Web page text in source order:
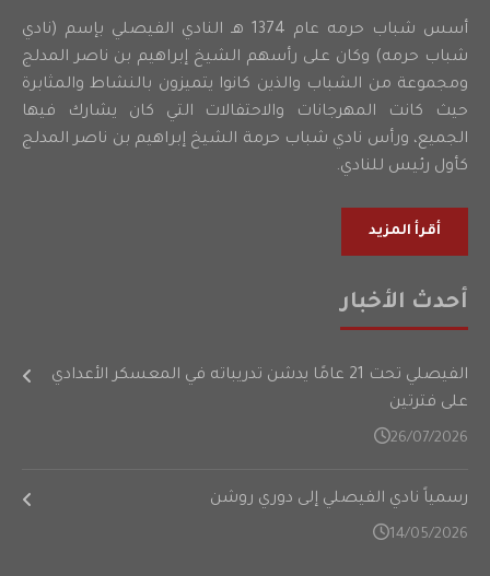
أسس شباب حرمه عام 1374 هـ النادي الفيصلي بإسم (نادي
شباب حرمه) وكان على رأسهم الشيخ إبراهيم بن ناصر المدلج
ومجموعة من الشباب والذين كانوا يتميزون بالنشاط والمثابرة
حيث كانت المهرجانات والاحتفالات التي كان يشارك فيها
الجميع، ورأس نادي شباب حرمة الشيخ إبراهيم بن ناصر المدلج
كأول رئيس للنادي.
أقرأ المزيد
أحدث الأخبار
الفيصلي تحت 21 عامًا يدشن تدريباته في المعسكر الأعدادي
على فترتين
26/07/2026
رسمياً نادي الفيصلي إلى دوري روشن
14/05/2026